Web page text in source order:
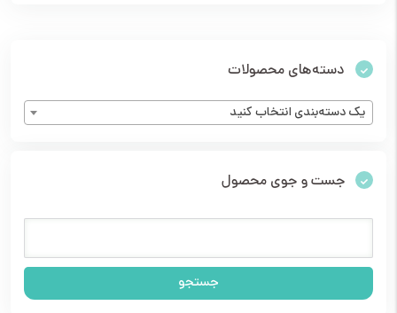
دسته‌های محصولات
یک دسته‌بندی انتخاب کنید
جست و جوی محصول